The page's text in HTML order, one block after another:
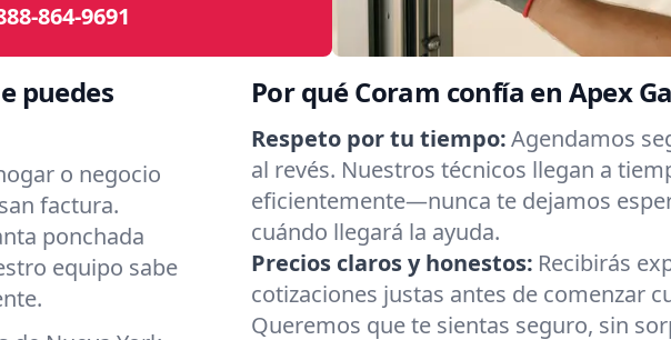
864-9691
puedes
o negocio
factura.
ponchada
equipo sabe
Por qué Coram confía en Apex
Respeto por tu tiempo:Agendamos
al revés. Nuestros técnicos llegan a
eficientemente—nunca te dejamos
cuándo llegará la ayuda.
Precios claros y honestos: Recibirás
cotizaciones justas antes de comenzar
Queremos que te sientas seguro, sin